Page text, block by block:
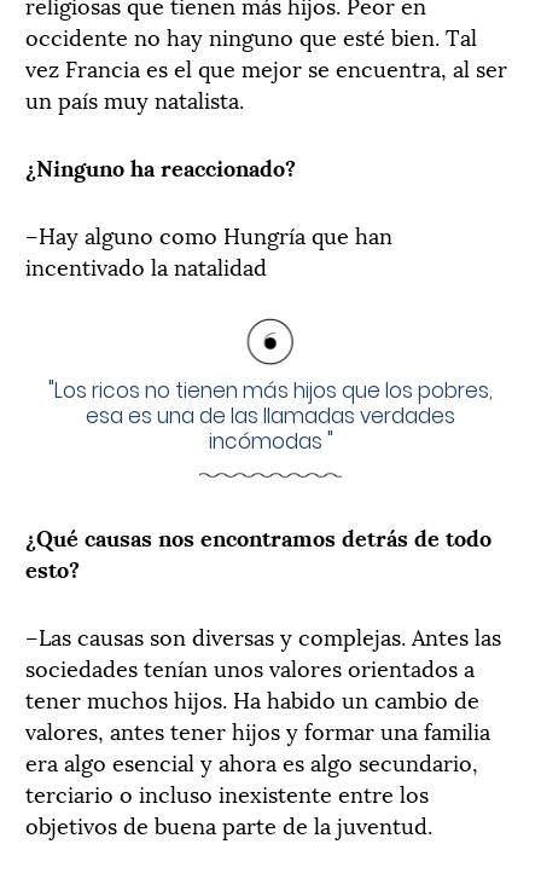
occidente no hay ninguno que esté bien. Tal
vez Francia es el que mejor se encuentra, al ser
un país muy natalista.
¿Ninguno ha reaccionado?
–Hay alguno como Hungría que han
incentivado la natalidad
"Los ricos no tienen más hijos que los pobres,
esa es una de las llamadas verdades
incómodas "
¿Qué causas nos encontramos detrás de todo
esto?
–Las causas son diversas y complejas. Antes las
sociedades tenían unos valores orientados a
tener muchos hijos. Ha habido un cambio de
valores, antes tener hijos y formar una familia
era algo esencial y ahora es algo secundario,
terciario o incluso inexistente entre los
objetivos de buena parte de la juventud.